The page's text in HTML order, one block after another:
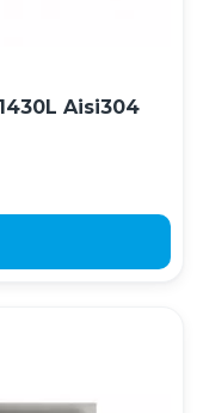
Aisi304